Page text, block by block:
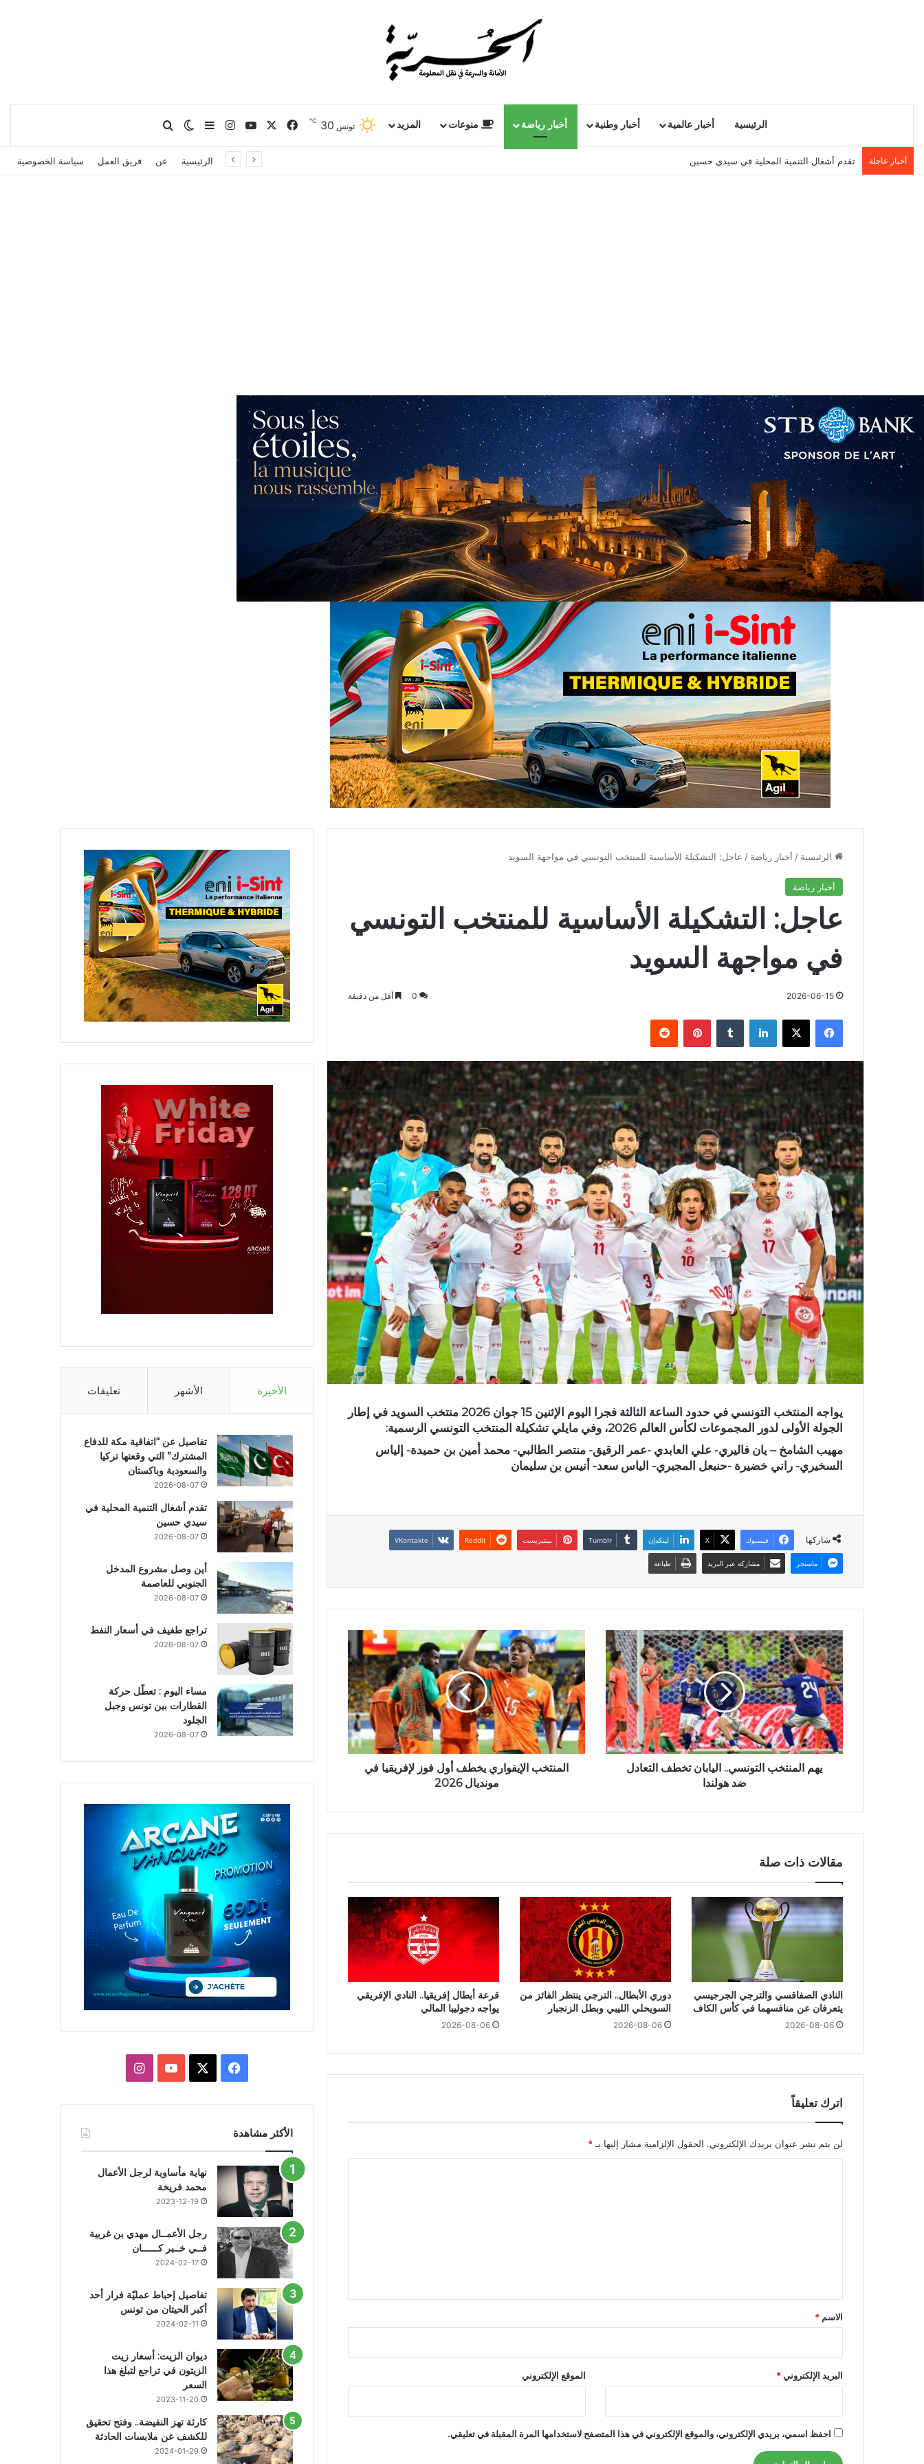
الرئيسية أخبار عالمية أخبار وطنية أخبار رياضة منوعات المزيد تونس 30
℃ فيسبوك يوتيوبانستقرامإضافة عمود جانبي
الوضع المظلم
بحث عن
أخبار عاجلة تقدم أشغال التنمية المحلية في سيدي حسين الرئيسية عن فريق العمل سياسة الخصوصية
الرئيسية / أخبار رياضة / عاجل: التشكيلة الأساسية للمنتخب التونسي في مواجهة السويد
أخبار رياضة
عاجل: التشكيلة الأساسية للمنتخب التونسي
في مواجهة السويد
2026-06-15
0 أقل من دقيقة
فيسبوك X لينكدإن بينتيريست
يواجه المنتخب التونسي في حدود الساعة الثالثة فجرا اليوم الإثنين 15 جوان 2026 منتخب السويد في إطار
الجولة الأولى لدور المجموعات لكأس العالم 2026، وفي مايلي تشكيلة المنتخب التونسي الرسمية:
مهيب الشامخ – يان فاليري- علي العابدي -عمر الرقيق- منتصر الطالبي- محمد أمين بن حميدة- إلياس
السخيري- راني خضيرة -حنبعل المجبري- الياس سعد- أنيس بن سليمان
شاركها فيسبوك X لينكدإن بينتيريست
ماسنجر مشاركة عبر البريد طباعة
يهم المنتخب التونسي.. اليابان تخطف التعادل
ضد هولندا
المنتخب الإيفواري يخطف أول فوز لإفريقيا في
مونديال 2026
مقالات ذات صلة
النادي الصفاقسي والترجي الجرجيسي
يتعرفان عن منافسهما في كأس الكاف
2026-08-06
دوري الأبطال.. الترجي ينتظر الفائز من
السويحلي الليبي وبطل الزنجبار
2026-08-06
قرعة أبطال إفريقيا.. النادي الإفريقي
يواجه دجوليبا المالي
2026-08-06
اترك تعليقاً
لن يتم نشر عنوان بريدك الإلكتروني. الحقول الإلزامية مشار إليها بـ *
*
الاسم *
البريد الإلكتروني* الموقع الإلكتروني
احفظ اسمي، بريدي الإلكتروني، والموقع الإلكتروني في هذا المتصفح لاستخدامها المرة المقبلة في تعليقي.
الأخيرة الأشهر تعليقات
تفاصيل عن “اتفاقية مكة للدفاع
المشترك” التي وقعتها تركيا
والسعودية وباكستان
2026-08-07
تقدم أشغال التنمية المحلية في
سيدي حسين
2026-08-07
أين وصل مشروع المدخل
الجنوبي للعاصمة
2026-08-07
تراجع طفيف في أسعار النفط
2026-08-07
مساء اليوم : تعطّل حركة
القطارات بين تونس وجبل
الجلود
2026-08-07
فيسبوك يوتيوبانستقرام
الأكثر مشاهدة
نهاية مأساوية لرجل الأعمال
محمد فريخة
2023-12-19
رجل الأعمــال مهدي بن غربية
فــي خــبر كــــــان
2024-02-17
تفاصيل إحباط عمليّة فرار أحد
أكبر الحيتان من تونس
2024-02-11
ديوان الزيت: أسعار زيت
الزيتون في تراجع لتبلغ هذا
السعر
2023-11-20
كارثة تهز النفيضة.. وفتح تحقيق
للكشف عن ملابسات الحادثة
2024-01-29